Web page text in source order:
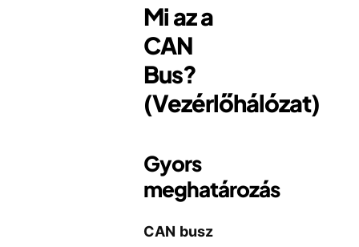
Mi az a
CAN
Bus?
(Vezérlőhálózat)
Gyors
meghatározás
CAN busz